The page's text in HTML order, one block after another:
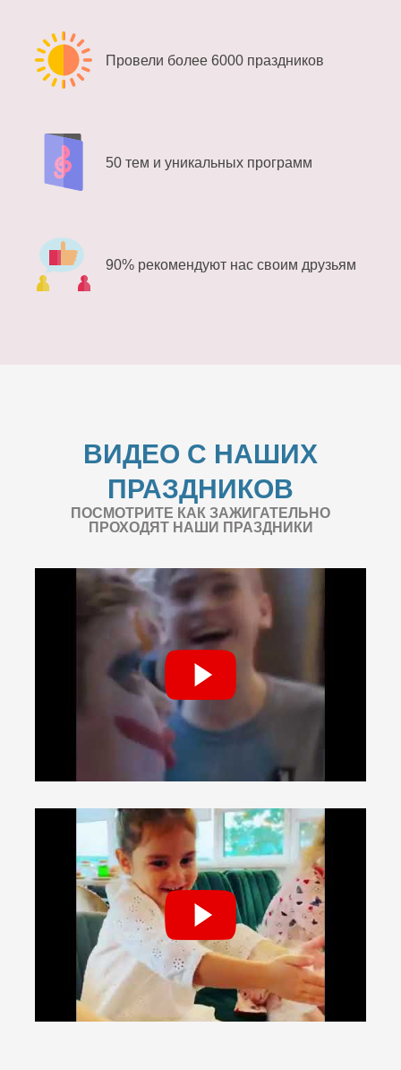
Провели более 6000 праздников
50 тем и уникальных программ
90% рекомендуют нас своим друзьям
ВИДЕО С НАШИХ
ПРАЗДНИКОВ
ПОСМОТРИТЕ КАК ЗАЖИГАТЕЛЬНО
ПРОХОДЯТ НАШИ ПРАЗДНИКИ